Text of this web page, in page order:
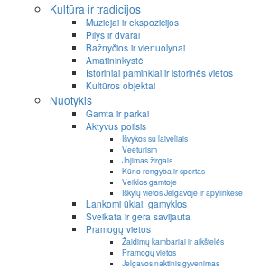
Kultūra ir tradicijos
Muziejai ir ekspozicijos
Pilys ir dvarai
Bažnyčios ir vienuolynai
Amatininkystė
Istoriniai paminklai ir istorinės vietos
Kultūros objektai
Nuotykis
Gamta ir parkai
Aktyvus poilsis
Išvykos su laiveliais
Veeturism
Jojimas žirgais
Kūno rengyba ir sportas
Veiklos gamtoje
Iškylų vietos Jelgavoje ir apylinkėse
Lankomi ūkiai, gamyklos
Sveikata ir gera savijauta
Pramogų vietos
Žaidimų kambariai ir aikštelės
Pramogų vietos
Jelgavos naktinis gyvenimas